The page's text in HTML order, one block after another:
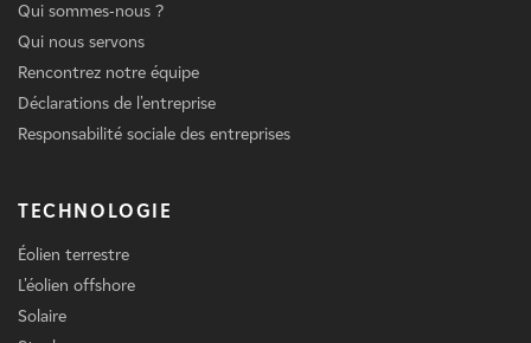
Qui sommes-nous ?
Qui nous servons
Rencontrez notre équipe
Déclarations de l'entreprise
Responsabilité sociale des entreprises
TECHNOLOGIE
Éolien terrestre
L'éolien offshore
Solaire